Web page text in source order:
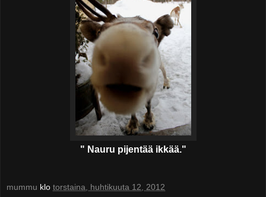
" Nauru pijentää ikkää."
mummu klo torstaina, huhtikuuta 12, 2012